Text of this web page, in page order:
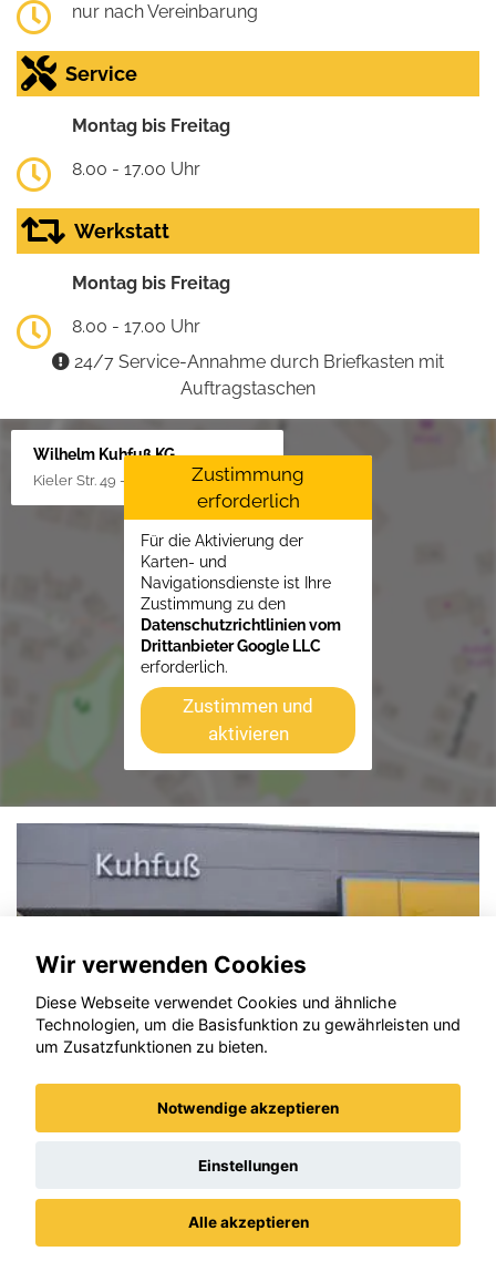
nur nach Vereinbarung
Service
Montag bis Freitag
8.00 - 17.00 Uhr
Werkstatt
Montag bis Freitag
8.00 - 17.00 Uhr
24/7 Service-Annahme durch Briefkasten mit
Auftragstaschen
Wilhelm Kuhfuß KG
Kieler Str. 49 - 51, 25451 Quickborn
Zustimmung
erforderlich
Für die Aktivierung der
Karten- und
Navigationsdienste ist Ihre
Zustimmung zu den
Datenschutzrichtlinien vom
Drittanbieter Google LLC
erforderlich.
Zustimmen und
aktivieren
Opel Corsa
Wir verwenden Cookies
Diese Webseite verwendet Cookies und ähnliche
Technologien, um die Basisfunktion zu gewährleisten und
um Zusatzfunktionen zu bieten.
Notwendige akzeptieren
Einstellungen
Alle akzeptieren